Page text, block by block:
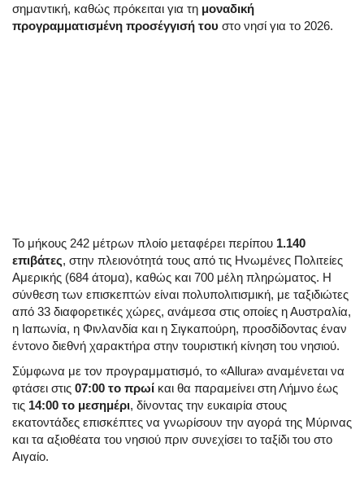
σημαντική, καθώς πρόκειται για τη μοναδική
προγραμματισμένη προσέγγισή του στο νησί για το 2026.
Το μήκους 242 μέτρων πλοίο μεταφέρει περίπου 1.140
επιβάτες, στην πλειονότητά τους από τις Ηνωμένες Πολιτείες
Αμερικής (684 άτομα), καθώς και 700 μέλη πληρώματος. Η
σύνθεση των επισκεπτών είναι πολυπολιτισμική, με ταξιδιώτες
από 33 διαφορετικές χώρες, ανάμεσα στις οποίες η Αυστραλία,
η Ιαπωνία, η Φινλανδία και η Σιγκαπούρη, προσδίδοντας έναν
έντονο διεθνή χαρακτήρα στην τουριστική κίνηση του νησιού.
Σύμφωνα με τον προγραμματισμό, το «Allura» αναμένεται να
φτάσει στις 07:00 το πρωί και θα παραμείνει στη Λήμνο έως
τις 14:00 το μεσημέρι, δίνοντας την ευκαιρία στους
εκατοντάδες επισκέπτες να γνωρίσουν την αγορά της Μύρινας
και τα αξιοθέατα του νησιού πριν συνεχίσει το ταξίδι του στο
Αιγαίο.